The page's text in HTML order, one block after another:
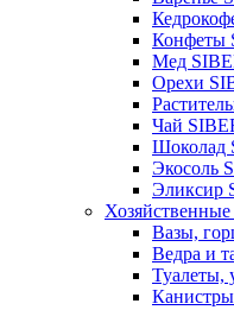
Конфеты
Мед
Орехи
Чай
Шоколад
Экосоль
Эликсир
Вазы,
Ведра и
Туалеты,